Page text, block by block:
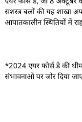
सशस्त्र बलों की यह शाखा
आपातकालीन स्थितियों में
*2024 एयर फोर्स डे की
संभावनाओं पर जोर दिया